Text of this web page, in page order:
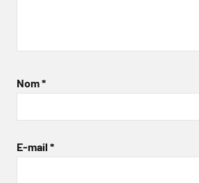
Nom*
E-mail *